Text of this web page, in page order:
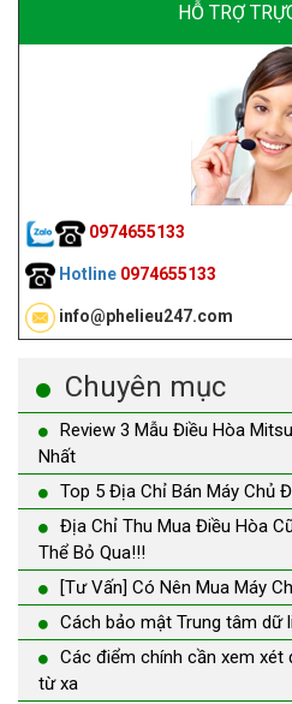
HỖ TRỢ
0974655133
Hotline 0974655133
info@phelieu247.com
Chuyên mục
Review 3 Mẫu Điều Hòa
Nhất
Top 5 Địa Chỉ Bán Máy Chủ
Địa Chỉ Thu Mua Điều Hòa
Thể Bỏ Qua!!!
[Tư Vấn] Có Nên Mua Máy
Cách bảo mật Trung tâm dữ
Các điểm chính cần xem xét
từ xa